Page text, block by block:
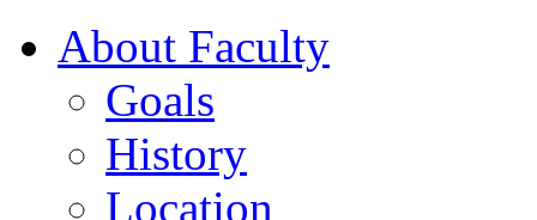
About Faculty
Goals
History
Location